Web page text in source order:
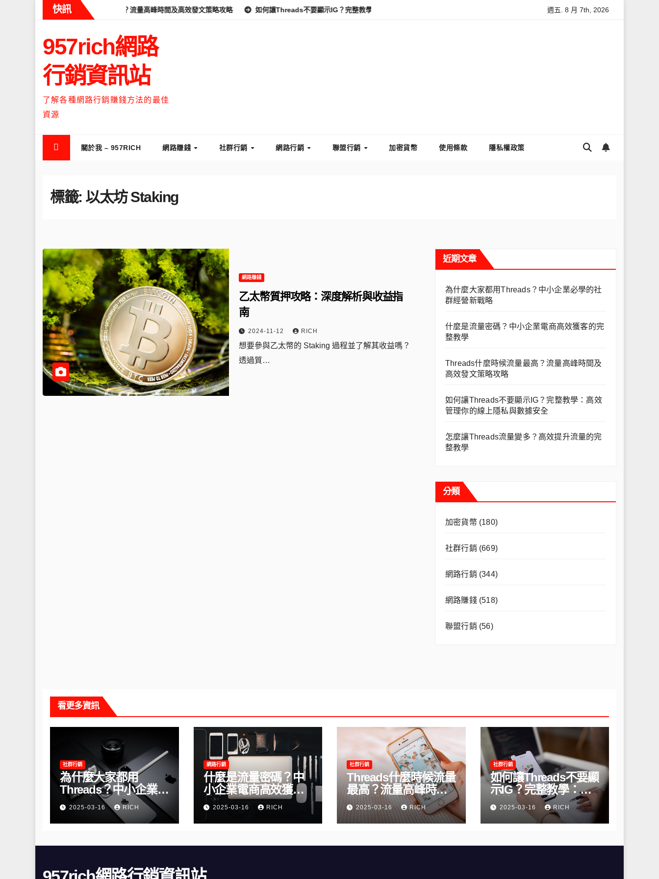
快訊
Threads什麼時候流量最高？流量高峰時間及高效發文策略攻略 如何讓Threads不要顯示IG？完整教學：高效管理你的線上隱私與數據安全 怎麼讓Threads流量變多？高效提升流量的完整教學
週五. 8 月 7th, 2026
957rich網路
行銷資訊站
了解各種網路行銷賺錢方法的最佳
資源
關於我 – 957RICH 網路賺錢 社群行銷 網路行銷 聯盟行銷 加密貨幣 使用條款 隱私權政策
標籤: 以太坊 Staking
網路賺錢
乙太幣質押攻略：深度解析與收益指
南
2024-11-12 RICH
想要參與乙太幣的 Staking 過程並了解其收益嗎？
透過質…
近期文章
為什麼大家都用Threads？中小企業必學的社
群經營新戰略
什麼是流量密碼？中小企業電商高效獲客的完
整教學
Threads什麼時候流量最高？流量高峰時間及
高效發文策略攻略
如何讓Threads不要顯示IG？完整教學：高效
管理你的線上隱私與數據安全
怎麼讓Threads流量變多？高效提升流量的完
整教學
分類
加密貨幣(180)
社群行銷 (669)
網路行銷 (344)
網路賺錢(518)
聯盟行銷 (56)
看更多資訊
社群行銷
為什麼大家都用
Threads？中小企業必
學的社群經營新戰略
2025-03-16 RICH
網路行銷
什麼是流量密碼？中
小企業電商高效獲客
的完整教學
2025-03-16 RICH
社群行銷
Threads什麼時候流量
最高？流量高峰時間
及高效發文策略攻略
2025-03-16 RICH
社群行銷
如何讓Threads不要顯
示IG？完整教學：高
效管理你的線上隱私
與數據安全
2025-03-16 RICH